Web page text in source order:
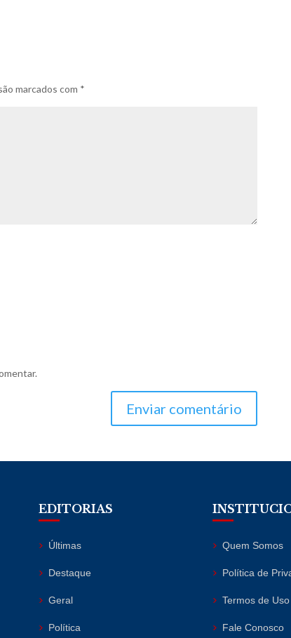
marcados com *
Enviar comentário
EDITORIAS
Últimas
Destaque
Geral
Política
Quem Somos
Política de
Termos de Uso
Fale Conosco